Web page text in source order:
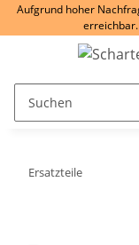
Aufgrund hoher
Ersatzteile